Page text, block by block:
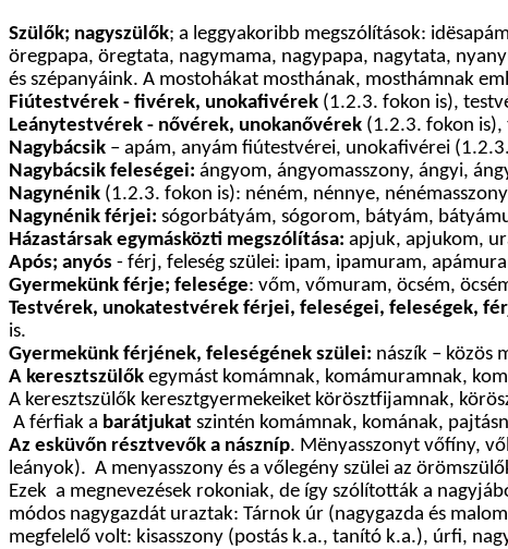
Szülők; nagyszülők; a leggyakoribb megszólítások:
öregpapa, öregtata, nagymama, nagypapa, nagytata,
és szépanyáink. A mostohákat mosthának, mosthámnak
Fiútestvérek - fivérek, unokafivérek (1.2.3. fokon is),
Leánytestvérek - nővérek, unokanővérek (1.2.3. fokon
Nagybácsik – apám, anyám fiútestvérei, unokafivérei
Nagybácsik feleségei: ángyom, ángyomasszony, ángyi,
Nagynénik (1.2.3. fokon is): néném, nénnye,
Nagynénik férjei: sógorbátyám, sógorom, bátyám,
Házastársak egymásközti megszólítása: apjuk, apjukom,
Após; anyós - férj, feleség szülei: ipam, ipamuram,
Gyermekünk férje; felesége: vőm, vőmuram, öcsém,
Testvérek, unokatestvérek férjei, feleségei, feleségek,
is.
Gyermekünk férjének, feleségének szülei: nászík – közös
A keresztszülők egymást komámnak, komámuramnak,
A keresztszülők keresztgyermekeiket körösztfijamnak,
A férfiak a barátjukat szintén komámnak, komának,
Az esküvőn résztvevők a nászníp. Mënyasszonyt vőfíny,
leányok). A menyasszony és a vőlegény szülei az
Ezek a megnevezések rokoniak, de így szólították a
módos nagygazdát uraztak: Tárnok úr (nagygazda és
megfelelő volt: kisasszony (postás k.a., tanító k.a.), úrfi,